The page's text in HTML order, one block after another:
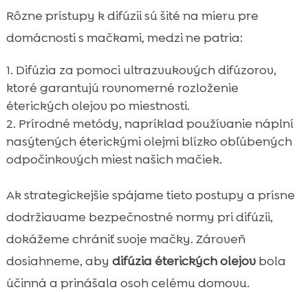
Rôzne prístupy k difúzii sú šité na mieru pre
domácnosti s mačkami, medzi ne patria:
Difúzia za pomoci ultrazvukových difúzorov,
ktoré garantujú rovnomerné rozloženie
éterických olejov po miestnosti.
Prírodné metódy, napríklad používanie náplní
nasýtených éterickými olejmi blízko obľúbených
odpočinkových miest našich mačiek.
Ak strategickejšie spájame tieto postupy a prísne
dodržiavame bezpečnostné normy pri difúzii,
dokážeme chrániť svoje mačky. Zároveň
dosiahneme, aby difúzia éterických olejovbola
účinná a prinášala osoh celému domovu.